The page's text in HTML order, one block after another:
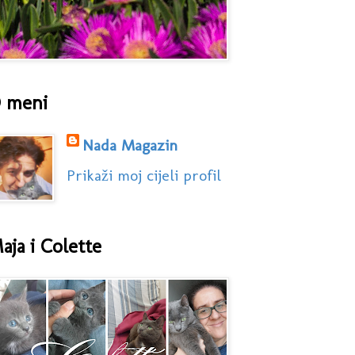
meni
Nada Magazin
Prikaži moj cijeli profil
i Colette